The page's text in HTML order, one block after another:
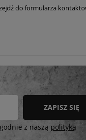
do formularza
ZAPISZ SIĘ
z naszą polityką